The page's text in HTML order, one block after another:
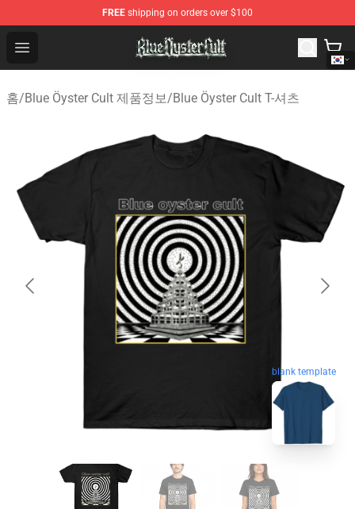
FREE shipping on orders over $100
Open menu
Blue Öyster Cult Store - Official Blue Öyster Cult
홈/Blue Öyster Cult 제품정보/Blue Öyster Cult T-셔츠
blank template